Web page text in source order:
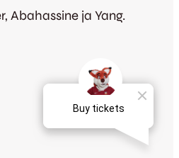
Abahassine ja Yang.